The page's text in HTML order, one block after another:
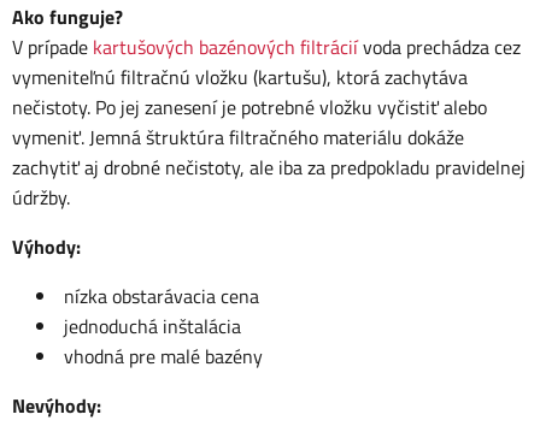
Ako funguje?
V prípade kartušových bazénových filtráciívoda prechádza cez
vymeniteľnú filtračnú vložku (kartušu), ktorá zachytáva
nečistoty. Po jej zanesení je potrebné vložku vyčistiť alebo
vymeniť. Jemná štruktúra filtračného materiálu dokáže
zachytiť aj drobné nečistoty, ale iba za predpokladu pravidelnej
údržby.
Výhody:
nízka obstarávacia cena
jednoduchá inštalácia
vhodná pre malé bazény
Nevýhody: